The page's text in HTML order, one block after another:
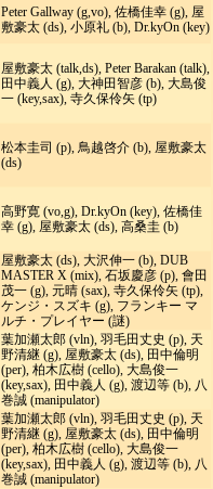
Peter Gallway (g,vo), 佐橋佳幸 (g), 屋
敷豪太 (ds), 小原礼 (b), Dr.kyOn (key)
屋敷豪太 (talk,ds), Peter Barakan (talk),
田中義人 (g), 大神田智彦 (b), 大島俊
一 (key,sax), 寺久保伶矢 (tp)
松本圭司 (p), 鳥越啓介 (b), 屋敷豪太
(ds)
高野寛 (vo,g), Dr.kyOn (key), 佐橋佳
幸 (g), 屋敷豪太 (ds), 高桑圭 (b)
屋敷豪太 (ds), 大沢伸一 (b), DUB
MASTER X (mix), 石坂慶彦 (p), 會田
茂一 (g), 元晴 (sax), 寺久保伶矢 (tp),
ケンジ・スズキ (g), フランキー マ
ルチ・プレイヤー (謎)
葉加瀬太郎 (vln), 羽毛田丈史 (p), 天
野清継 (g), 屋敷豪太 (ds), 田中倫明
(per), 柏木広樹 (cello), 大島俊一
(key,sax), 田中義人 (g), 渡辺等 (b), 八
巻誠 (manipulator)
葉加瀬太郎 (vln), 羽毛田丈史 (p), 天
野清継 (g), 屋敷豪太 (ds), 田中倫明
(per), 柏木広樹 (cello), 大島俊一
(key,sax), 田中義人 (g), 渡辺等 (b), 八
巻誠 (manipulator)